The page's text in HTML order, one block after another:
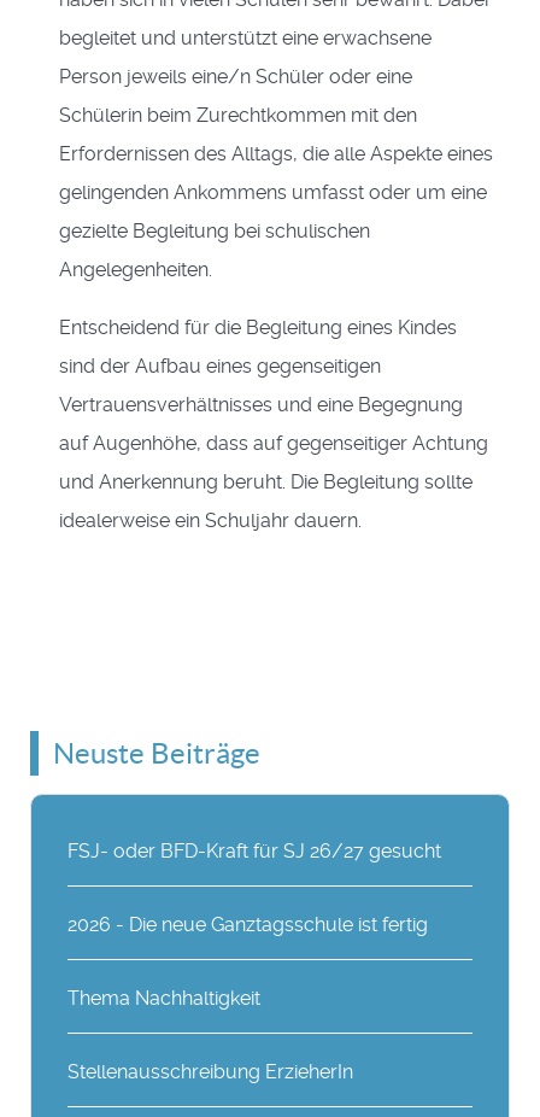
begleitet und unterstützt eine erwachsene
Person jeweils eine/n Schüler oder eine
Schülerin beim Zurechtkommen mit den
Erfordernissen des Alltags, die alle Aspekte eines
gelingenden Ankommens umfasst oder um eine
gezielte Begleitung bei schulischen
Angelegenheiten.
Entscheidend für die Begleitung eines Kindes
sind der Aufbau eines gegenseitigen
Vertrauensverhältnisses und eine Begegnung
auf Augenhöhe, dass auf gegenseitiger Achtung
und Anerkennung beruht. Die Begleitung sollte
idealerweise ein Schuljahr dauern.
Neuste Beiträge
FSJ- oder BFD-Kraft für SJ 26/27 gesucht
2026 - Die neue Ganztagsschule ist fertig
Thema Nachhaltigkeit
Stellenausschreibung ErzieherIn